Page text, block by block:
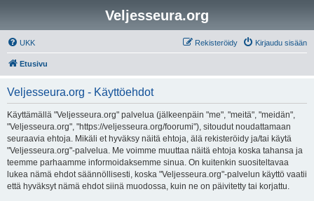
Veljesseura.org
UKK Kirjaudu sisään
Rekisteröidy
Etusivu
Veljesseura.org - Käyttöehdot
Käyttämällä "Veljesseura.org" palvelua (jälkeenpäin "me", "meitä", "meidän",
"Veljesseura.org", "https://veljesseura.org/foorumi"), sitoudut noudattamaan
seuraavia ehtoja. Mikäli et hyväksy näitä ehtoja, älä rekisteröidy ja/tai käytä
"Veljesseura.org"-palvelua. Me voimme muuttaa näitä ehtoja koska tahansa ja
teemme parhaamme informoidaksemme sinua. On kuitenkin suositeltavaa
lukea nämä ehdot säännöllisesti, koska "Veljesseura.org"-palvelun käyttö vaatii
että hyväksyt nämä ehdot siinä muodossa, kuin ne on päivitetty tai korjattu.